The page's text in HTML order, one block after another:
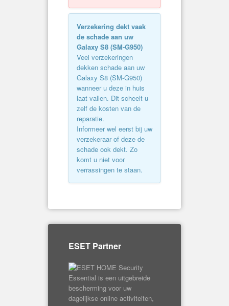
Verzekering dekt vaak
de schade aan uw
Galaxy S8 (SM-G950)
Veel verzekeringen
dekken schade aan uw
Galaxy S8 (SM-G950)
wanneer u deze in huis
laat vallen. Dit scheelt u
zelf de kosten van de
reparatie.
Informeer wel eerst bij uw
verzekeraar of deze de
schade ook dekt. Zo
komt u niet voor
verrassingen te staan.
ESET Partner